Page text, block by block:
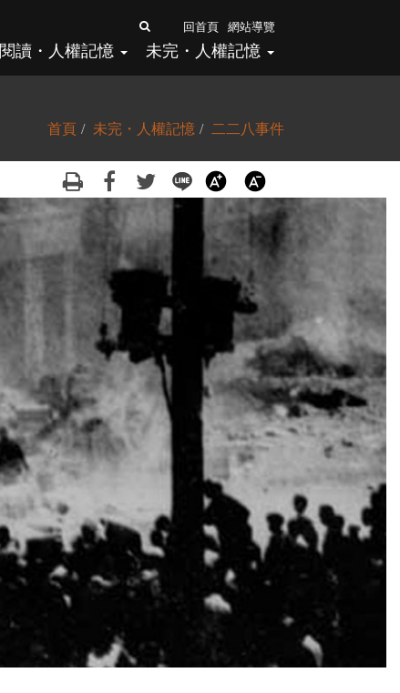
文
檢
回首頁 網站導覽
閱讀・人權記憶 未完・人權記憶
首頁 未完・人權記憶 二二八事件